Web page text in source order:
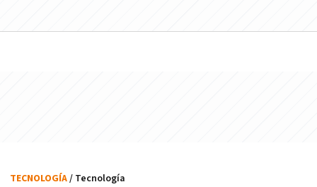
TECNOLOGÍA/ Tecnología